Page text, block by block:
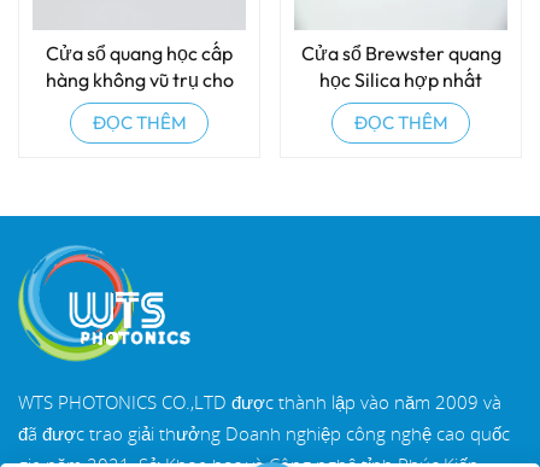
Cửa sổ quang học cấp
hàng không vũ trụ cho
môi trường khắc nghiệt
ĐỌC THÊM
Cửa sổ Brewster quang
học Silica hợp nhất
ĐỌC THÊM
WTS PHOTONICS CO.,LTD được thành lập vào năm 2009 và
đã được trao giải thưởng Doanh nghiệp công nghệ cao quốc